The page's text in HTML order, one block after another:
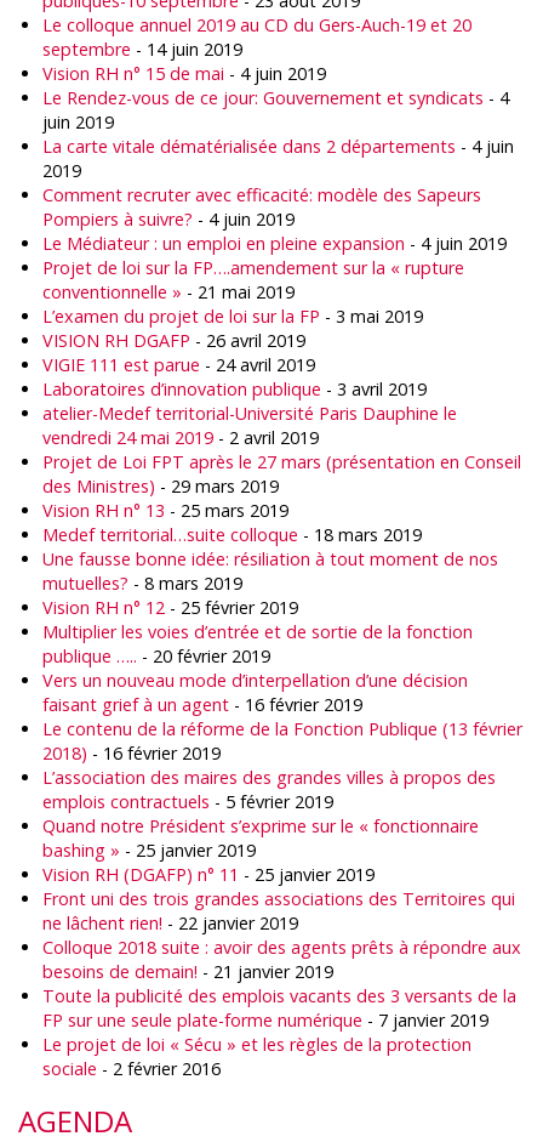
Le colloque annuel 2019 au CD du Gers-Auch-19 et 20
septembre - 14 juin 2019
Vision RH n° 15 de mai - 4 juin 2019
Le Rendez-vous de ce jour: Gouvernement et syndicats - 4
juin 2019
La carte vitale dématérialisée dans 2 départements - 4 juin
2019
Comment recruter avec efficacité: modèle des Sapeurs
Pompiers à suivre? - 4 juin 2019
Le Médiateur : un emploi en pleine expansion - 4 juin 2019
Projet de loi sur la FP….amendement sur la « rupture
conventionnelle » - 21 mai 2019
L’examen du projet de loi sur la FP - 3 mai 2019
VISION RH DGAFP - 26 avril 2019
VIGIE 111 est parue - 24 avril 2019
Laboratoires d’innovation publique - 3 avril 2019
atelier-Medef territorial-Université Paris Dauphine le
vendredi 24 mai 2019 - 2 avril 2019
Projet de Loi FPT après le 27 mars (présentation en Conseil
des Ministres) - 29 mars 2019
Vision RH n° 13 - 25 mars 2019
Medef territorial…suite colloque - 18 mars 2019
Une fausse bonne idée: résiliation à tout moment de nos
mutuelles? - 8 mars 2019
Vision RH n° 12 - 25 février 2019
Multiplier les voies d’entrée et de sortie de la fonction
publique ….. - 20 février 2019
Vers un nouveau mode d’interpellation d’une décision
faisant grief à un agent - 16 février 2019
Le contenu de la réforme de la Fonction Publique (13 février
2018) - 16 février 2019
L’association des maires des grandes villes à propos des
emplois contractuels - 5 février 2019
Quand notre Président s’exprime sur le « fonctionnaire
bashing » - 25 janvier 2019
Vision RH (DGAFP) n° 11 - 25 janvier 2019
Front uni des trois grandes associations des Territoires qui
ne lâchent rien! - 22 janvier 2019
Colloque 2018 suite : avoir des agents prêts à répondre aux
besoins de demain! - 21 janvier 2019
Toute la publicité des emplois vacants des 3 versants de la
FP sur une seule plate-forme numérique - 7 janvier 2019
Le projet de loi « Sécu » et les règles de la protection
sociale - 2 février 2016
AGENDA